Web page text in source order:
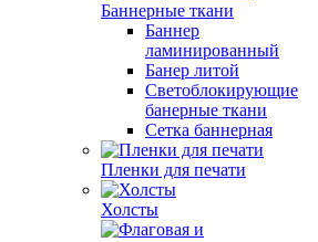
Баннерные ткани
Баннер
ламинированный
Банер литой
Светоблокирующие
банерные ткани
Сетка баннерная
Пленки для печати
Холсты